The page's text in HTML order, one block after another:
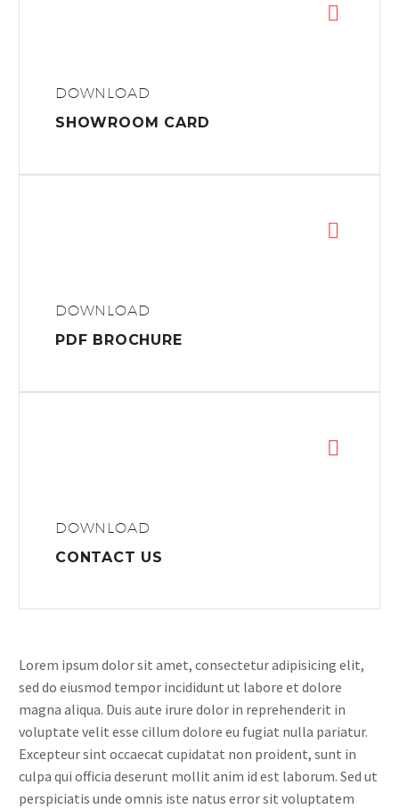
DOWNLOAD
SHOWROOM CARD
DOWNLOAD
PDF BROCHURE
DOWNLOAD
CONTACT US
Lorem ipsum dolor sit amet, consectetur adipisicing elit,
sed do eiusmod tempor incididunt ut labore et dolore
magna aliqua. Duis aute irure dolor in reprehenderit in
voluptate velit esse cillum dolore eu fugiat nulla pariatur.
Excepteur sint occaecat cupidatat non proident, sunt in
culpa qui officia deserunt mollit anim id est laborum. Sed ut
perspiciatis unde omnis iste natus error sit voluptatem